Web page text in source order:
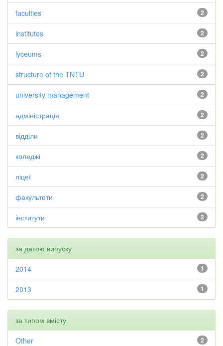
2
faculties
2
institutes
2
lyceums
2
structure of the TNTU
2
university management
2
адміністрація
2
відділи
2
коледжі
2
ліцеї
2
факультети
2
інститути
за датою випуску
1
2014
1
2013
за типом вмісту
2
Other